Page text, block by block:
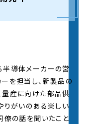
特設ページ
更新しました。
更新しました。
半導体メーカーの営
を担当し、新製品の
量産に向けた部品供
りがいのある楽しい
僚の話を聞いたこと